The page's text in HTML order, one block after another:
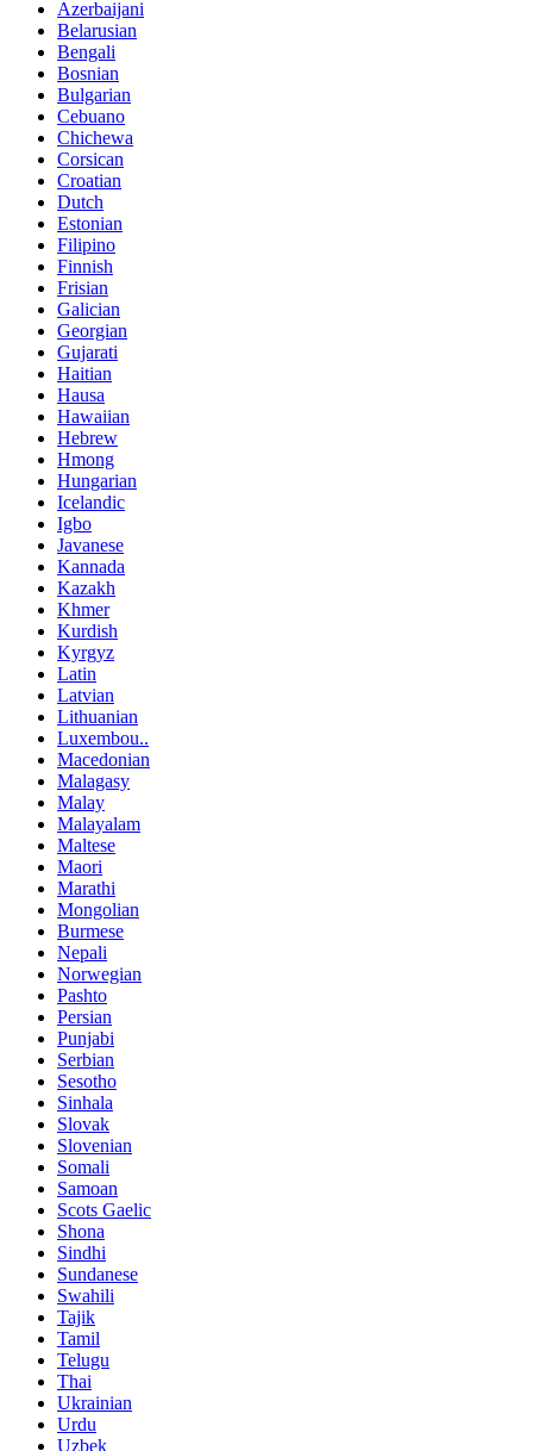
Azerbaijani
Belarusian
Bengali
Bosnian
Bulgarian
Cebuano
Chichewa
Corsican
Croatian
Dutch
Estonian
Filipino
Finnish
Frisian
Galician
Georgian
Gujarati
Haitian
Hausa
Hawaiian
Hebrew
Hmong
Hungarian
Icelandic
Igbo
Javanese
Kannada
Kazakh
Khmer
Kurdish
Kyrgyz
Latin
Latvian
Lithuanian
Luxembou..
Macedonian
Malagasy
Malay
Malayalam
Maltese
Maori
Marathi
Mongolian
Burmese
Nepali
Norwegian
Pashto
Persian
Punjabi
Serbian
Sesotho
Sinhala
Slovak
Slovenian
Somali
Samoan
Scots Gaelic
Shona
Sindhi
Sundanese
Swahili
Tajik
Tamil
Telugu
Thai
Ukrainian
Urdu
Uzbek